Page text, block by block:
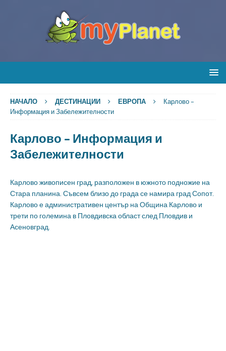
НАЧАЛО ДЕСТИНАЦИИ ЕВРОПА
Карлово –
Информация и Забележителности
Карлово – Информация и
Забележителности
Карлово живописен град, разположен в южното подножие на
Стара планина. Съвсем близо до града се намира град Сопот.
Карлово е административен център на Община Карлово и
трети по големина в Пловдивска област след Пловдив и
Асеновград.